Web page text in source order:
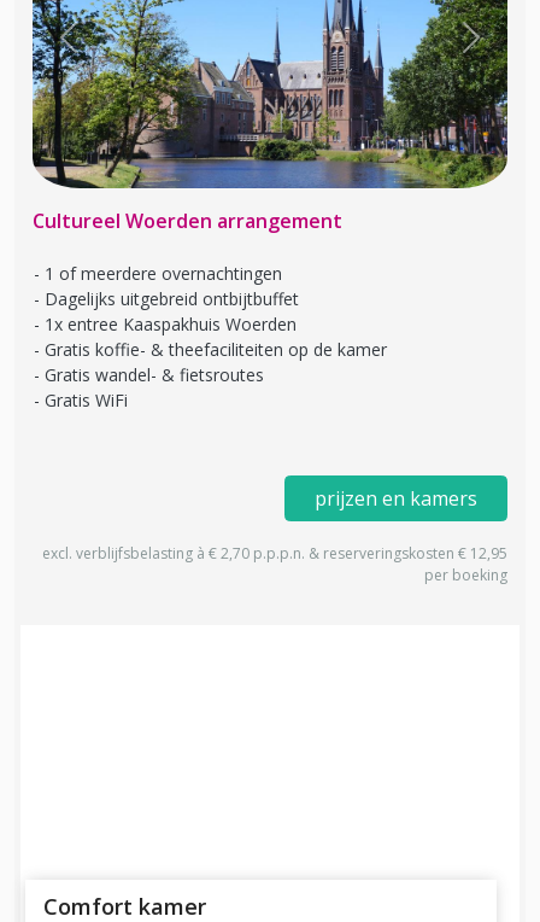
Previous Next
Cultureel Woerden arrangement
1 of meerdere overnachtingen
Dagelijks uitgebreid ontbijtbuffet
1x entree Kaaspakhuis Woerden
Gratis koffie- & theefaciliteiten op de kamer
Gratis wandel- & fietsroutes
Gratis WiFi
prijzen en kamers
excl. verblijfsbelasting à € 2,70 p.p.p.n. & reserveringskosten € 12,95
per boeking
Comfort kamer